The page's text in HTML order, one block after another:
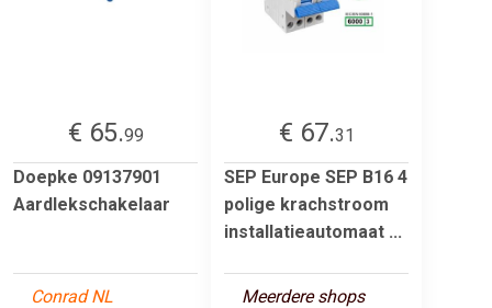
€ 65.99
Doepke 09137901
Aardlekschakelaar
Conrad NL
€ 67.31
SEP Europe SEP B16 4
polige krachstroom
installatieautomaat ...
Meerdere shops